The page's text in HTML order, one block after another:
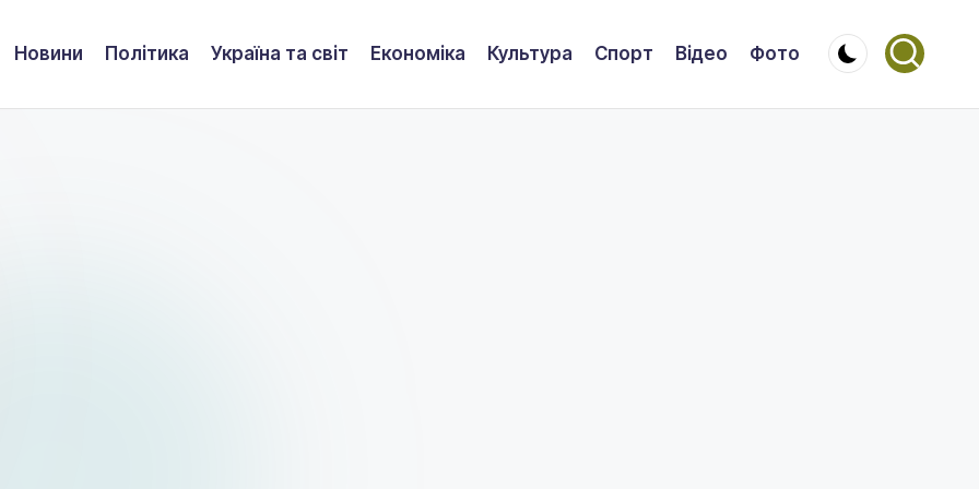
Новини Політика Україна та світ Економіка Культура Спорт Відео Фото